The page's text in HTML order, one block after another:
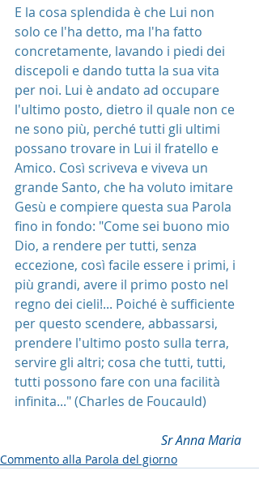
E la cosa splendida è che Lui non
solo ce l'ha detto, ma l'ha fatto
concretamente, lavando i piedi dei
discepoli e dando tutta la sua vita
per noi. Lui è andato ad occupare
l'ultimo posto, dietro il quale non ce
ne sono più, perché tutti gli ultimi
possano trovare in Lui il fratello e
Amico. Così scriveva e viveva un
grande Santo, che ha voluto imitare
Gesù e compiere questa sua Parola
fino in fondo: "Come sei buono mio
Dio, a rendere per tutti, senza
eccezione, così facile essere i primi, i
più grandi, avere il primo posto nel
regno dei cieli!... Poiché è sufficiente
per questo scendere, abbassarsi,
prendere l'ultimo posto sulla terra,
servire gli altri; cosa che tutti, tutti,
tutti possono fare con una facilità
infinita..." (Charles de Foucauld)
Sr Anna Maria
Commento alla Parola del giorno